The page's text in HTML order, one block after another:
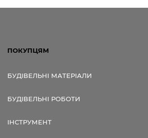
ПОКУПЦЯМ
БУДІВЕЛЬНІ МАТЕРІАЛИ
БУДІВЕЛЬНІ РОБОТИ
ІНСТРУМЕНТ